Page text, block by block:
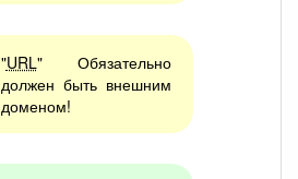
"URL" Обязательно
должен быть внешним
доменом!